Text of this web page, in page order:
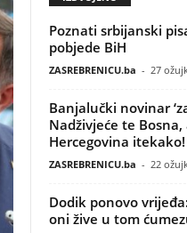
Poznati srbijanski
pobjede BiH
ZASREBRENICU.ba - 27
Banjalučki novinar
Nadživjeće te Bosna,
Hercegovina itekako!
ZASREBRENICU.ba - 22
Dodik ponovo
oni žive u tom